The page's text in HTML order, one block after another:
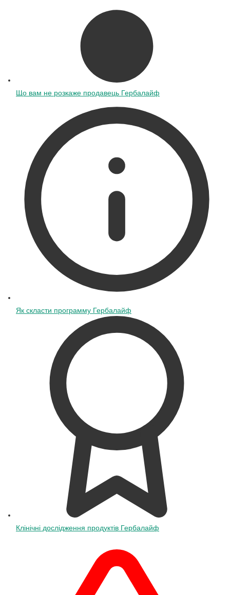
Що вам не розкаже продавець Гербалайф
Як скласти программу Гербалайф
Клінічні дослідження продуктів Гербалайф